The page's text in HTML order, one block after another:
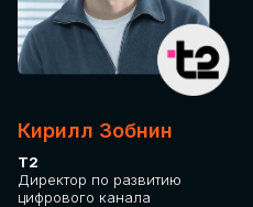
Кирилл Зобнин
Т2
Директор по развитию
цифрового канала
рады